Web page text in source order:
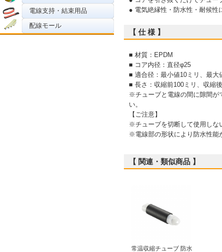
電線支持・結束用品
配線モール
● 電気絶縁性・防水性・耐候性
【 仕 様 】
■ 材質：EPDM
■ コア内径：直径φ25
■ 適合径：最小値10ミリ、最大
■ 長さ：収縮前100ミリ、収縮
※チューブと電線の間に隙間が
い。
【ご注意】
※チューブを切断して使用しな
※電線部の形状により防水性能
【 関連・類似商品 】
常温収縮チューブ 防水